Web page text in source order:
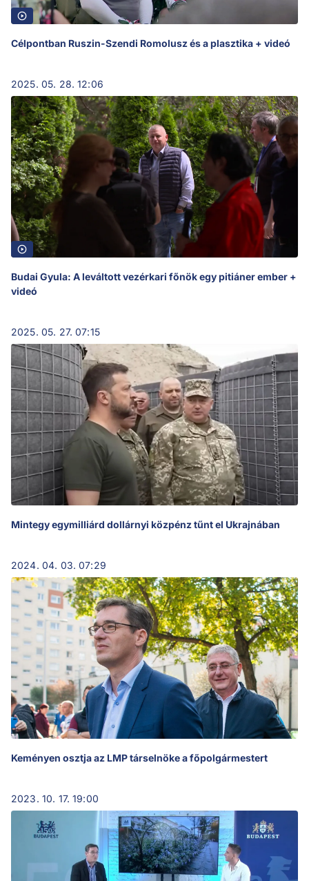
Célpontban Ruszin-Szendi Romolusz és a plasztika + videó
2025. 05. 28. 12:06
Budai Gyula: A leváltott vezérkari főnök egy pitiáner ember +
videó
2025. 05. 27. 07:15
Mintegy egymilliárd dollárnyi közpénz tűnt el Ukrajnában
2024. 04. 03. 07:29
Keményen osztja az LMP társelnöke a főpolgármestert
2023. 10. 17. 19:00